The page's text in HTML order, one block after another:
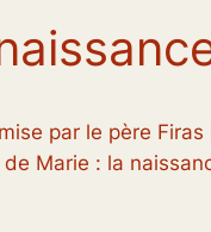
par le père
Marie : la